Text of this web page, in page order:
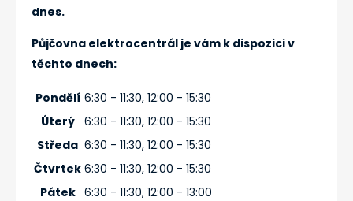
dnes.
Půjčovna elektrocentrál je vám k dispozici v
těchto dnech:
Pondělí 6:30 - 11:30, 12:00 - 15:30
Úterý
6:30 - 11:30, 12:00 - 15:30
Středa 6:30 - 11:30, 12:00 - 15:30
Čtvrtek 6:30 - 11:30, 12:00 - 15:30
Pátek 6:30 - 11:30, 12:00 - 13:00